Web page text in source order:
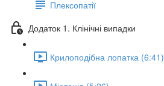
Плексопатії
Додаток 1. Клінічні випадки
Крилоподібна лопатка (6:41)